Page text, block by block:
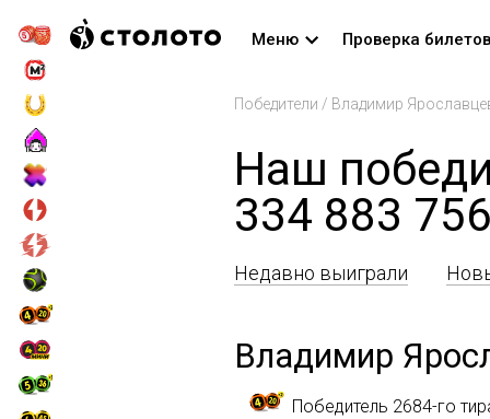
Меню Проверка билетов
Победители / Владимир
Наш
334 883
Недавно выиграли
Владимир
Победитель 2684-го